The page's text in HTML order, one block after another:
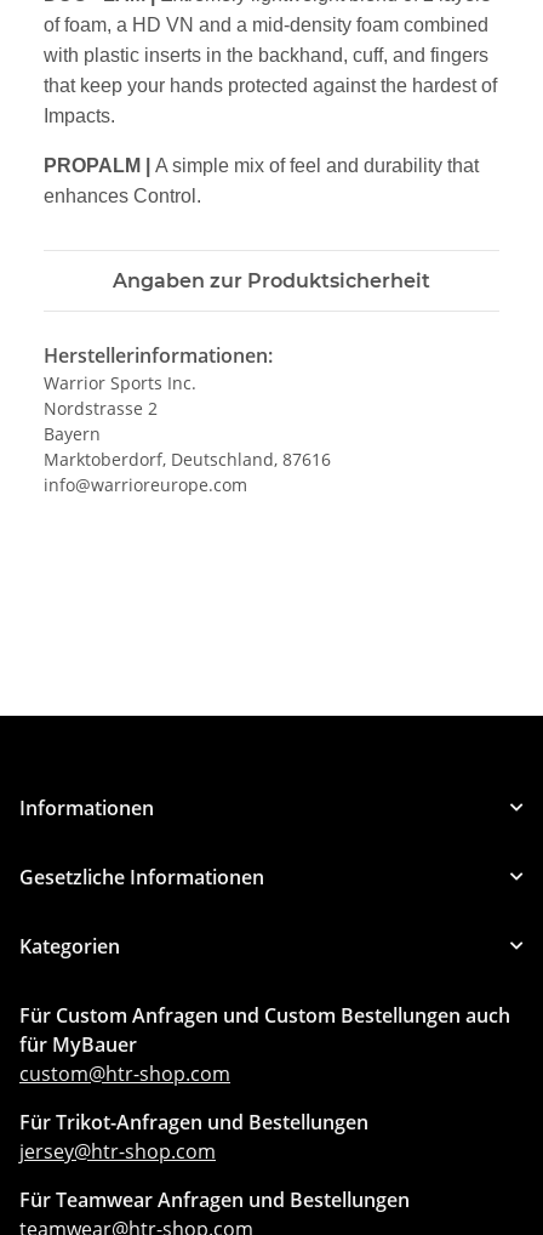
of foam, a HD VN and a mid-density foam combined
with plastic inserts in the backhand, cuff, and fingers
that keep your hands protected against the hardest of
Impacts.
PROPALM | A simple mix of feel and durability that
enhances Control.
Angaben zur Produktsicherheit
Herstellerinformationen:
Warrior Sports Inc.
Nordstrasse 2
Bayern
Marktoberdorf, Deutschland, 87616
info@warrioreurope.com
Informationen
Gesetzliche Informationen
Kategorien
Für Custom Anfragen und Custom Bestellungen auch
für MyBauer
custom@htr-shop.com
Für Trikot-Anfragen und Bestellungen
jersey@htr-shop.com
Für Teamwear Anfragen und Bestellungen
teamwear@htr-shop.com